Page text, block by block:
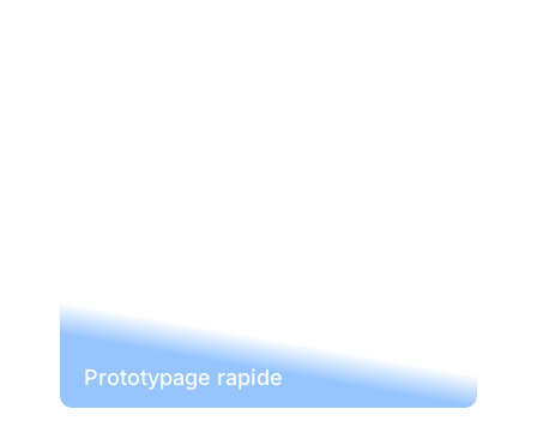
Prototypage rapide